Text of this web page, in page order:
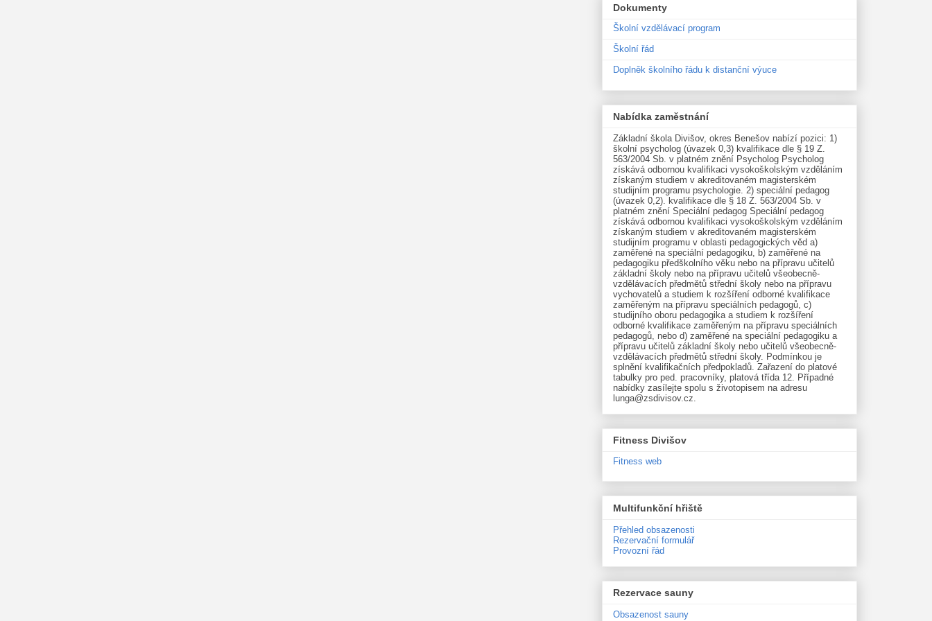
Dokumenty
Školní vzdělávací program
Školní řád
Doplněk školního řádu k distanční výuce
Nabídka zaměstnání
Základní škola Divišov, okres Benešov nabízí pozici: 1)
školní psycholog (úvazek 0,3) kvalifikace dle § 19 Z.
563/2004 Sb. v platném znění Psycholog Psycholog
získává odbornou kvalifikaci vysokoškolským vzděláním
získaným studiem v akreditovaném magisterském
studijním programu psychologie. 2) speciální pedagog
(úvazek 0,2). kvalifikace dle § 18 Z. 563/2004 Sb. v
platném znění Speciální pedagog Speciální pedagog
získává odbornou kvalifikaci vysokoškolským vzděláním
získaným studiem v akreditovaném magisterském
studijním programu v oblasti pedagogických věd a)
zaměřené na speciální pedagogiku, b) zaměřené na
pedagogiku předškolního věku nebo na přípravu učitelů
základní školy nebo na přípravu učitelů všeobecně-
vzdělávacích předmětů střední školy nebo na přípravu
vychovatelů a studiem k rozšíření odborné kvalifikace
zaměřeným na přípravu speciálních pedagogů, c)
studijního oboru pedagogika a studiem k rozšíření
odborné kvalifikace zaměřeným na přípravu speciálních
pedagogů, nebo d) zaměřené na speciální pedagogiku a
přípravu učitelů základní školy nebo učitelů všeobecně-
vzdělávacích předmětů střední školy. Podmínkou je
splnění kvalifikačních předpokladů. Zařazení do platové
tabulky pro ped. pracovníky, platová třída 12. Případné
nabídky zasílejte spolu s životopisem na adresu
lunga@zsdivisov.cz.
Fitness Divišov
Fitness web
Multifunkční hřiště
Přehled obsazenosti
Rezervační formulář
Provozní řád
Rezervace sauny
Obsazenost sauny